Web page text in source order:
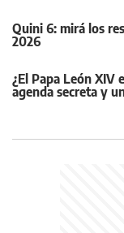
Quini 6: mirá los
2026
¿El Papa León XIV
agenda secreta y